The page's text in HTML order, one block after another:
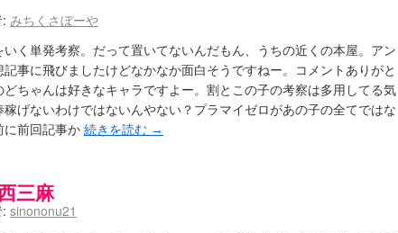
みちくさぼーや
く単発考察。だって置いてないんだもん、うちの近くの本屋。アン
事に飛びましたけどなかなか面白そうですねー。コメントありがと
ちゃんは好きなキャラですよー。割とこの子の考察は多用してる気
げないわけではないんやない？プラマイゼロがあの子の全てではな
に前回記事か 続きを読む →
三麻
sinononu21